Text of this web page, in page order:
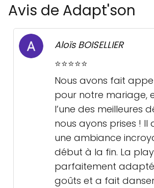
Avis de Adapt'son
Aloïs BOISELLIER
⭐️⭐️⭐️⭐️⭐️
Nous avons fait
pour notre mariage,
l’une des meilleures
nous ayons prises ! Il
une ambiance
début à la fin. La
parfaitement
goûts et a fait